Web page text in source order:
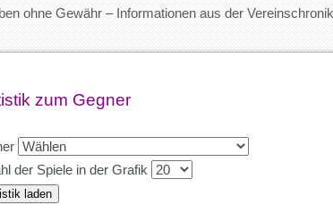
ohne Gewähr – Informationen aus der
zum Gegner
der Spiele in der Grafik
laden